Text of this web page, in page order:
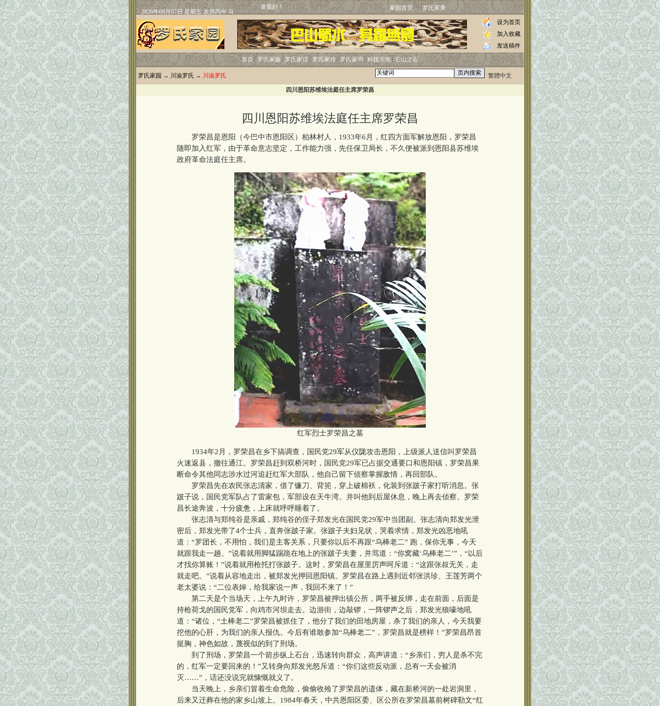
凌晨好！ 家园首页 罗氏家乘
设为首页
加入收藏
发送稿件
首页 罗氏家族 罗氏家话 罗氏家传 罗氏家书 科技天地 它山之石
罗氏家园 → 川渝罗氏 → 川渝罗氏 繁體中文
四川恩阳苏维埃法庭任主席罗荣昌
四川恩阳苏维埃法庭任主席罗荣昌
罗荣昌是恩阳（今巴中市恩阳区）柏林村人，1933年6月，红四方面军解放恩阳，罗荣昌
随即加入红军，由于革命意志坚定，工作能力强，先任保卫局长，不久便被派到恩阳县苏维埃
政府革命法庭任主席。
红军烈士罗荣昌之墓
1934年2月，罗荣昌在乡下搞调查，国民党29军从仪陇攻击恩阳，上级派人送信叫罗荣昌
火速返县，撤往通江。罗荣昌赶到双桥河时，国民党29军已占据交通要口和恩阳镇，罗荣昌果
断命令其他同志涉水过河追赶红军大部队，他自己留下侦察掌握敌情，再回部队。
罗荣昌先在农民张志清家，借了镰刀、背篼，穿上破棉袄，化装到张跛子家打听消息。张
跛子说，国民党军队占了雷家包，军部设在天牛湾。并叫他到后屋休息，晚上再去侦察。罗荣
昌长途奔波，十分疲惫，上床就呼呼睡着了。
张志清与郑纯谷是亲戚，郑纯谷的侄子郑发光在国民党29军中当团副。张志清向郑发光泄
密后，郑发光带了4个士兵，直奔张跛子家。张跛子夫妇见状，哭着求情，郑发光凶恶地吼
道：“罗团长，不用怕，我们是主客关系，只要你以后不再跟“乌棒老二” 跑，保你无事，今天
就跟我走一趟。”说着就用脚猛踢跪在地上的张跛子夫妻，并骂道：“你窝藏‘乌棒老二’”，“以后
才找你算账！”说着就用枪托打张跛子。这时，罗荣昌在屋里厉声呵斥道：“这跟张叔无关，走
就走吧。”说着从容地走出，被郑发光押回恩阳镇。罗荣昌在路上遇到近邻张洪珍、王莲芳两个
老太婆说：“二位表婶，给我家说一声，我回不来了！”
第二天是个当场天，上午九时许，罗荣昌被押出镇公所，两手被反绑，走在前面，后面是
持枪荷戈的国民党军，向鸡市河坝走去。边游街，边敲锣，一阵锣声之后，郑发光狼嚎地吼
道：“诸位，“土棒老二”罗荣昌被抓住了，他分了我们的田地房屋，杀了我们的亲人，今天我要
挖他的心肝，为我们的亲人报仇。今后有谁敢参加“乌棒老二”，罗荣昌就是榜样！”罗荣昌昂首
挺胸，神色如故，蔑视似的到了刑场。
到了刑场，罗荣昌一个箭步纵上石台，迅速转向群众，高声讲道：“乡亲们，穷人是杀不完
的，红军一定要回来的！”又转身向郑发光怒斥道：“你们这些反动派，总有一天会被消
灭……”，话还没说完就慷慨就义了。
当天晚上，乡亲们冒着生命危险，偷偷收殓了罗荣昌的遗体，藏在新桥河的一处岩洞里，
后来又迁葬在他的家乡山坡上。1984年春天，中共恩阳区委、区公所在罗荣昌墓前树碑勒文“红